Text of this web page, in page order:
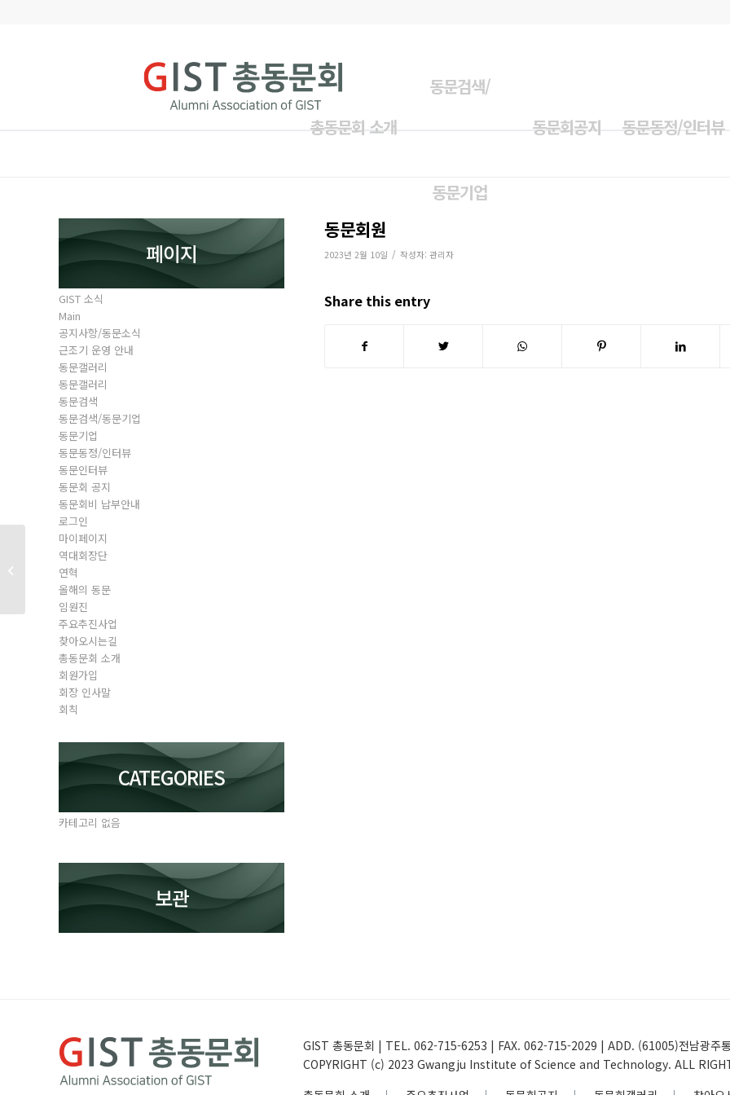
총동문회 소개
동문검색/
동문기업
동문회공지 동문동정/인터뷰
동문회원
2023년 2월 10일 / 작성자: 관리자
Share this entry
페이지
GIST 소식
Main
공지사항/동문소식
근조기 운영 안내
동문갤러리
동문갤러리
동문검색
동문검색/동문기업
동문기업
동문동정/인터뷰
동문인터뷰
동문회 공지
동문회비 납부안내
로그인
마이페이지
역대회장단
연혁
올해의 동문
임원진
주요추진사업
찾아오시는길
총동문회 소개
회원가입
회장 인사말
회칙
CATEGORIES
카테고리 없음
보관
GIST 총동문회 | TEL. 062-715-6253 | FAX. 062-715-2029 | ADD. (61005)전남광주
COPYRIGHT (c) 2023 Gwangju Institute of Science and Technology. ALL
동문회원